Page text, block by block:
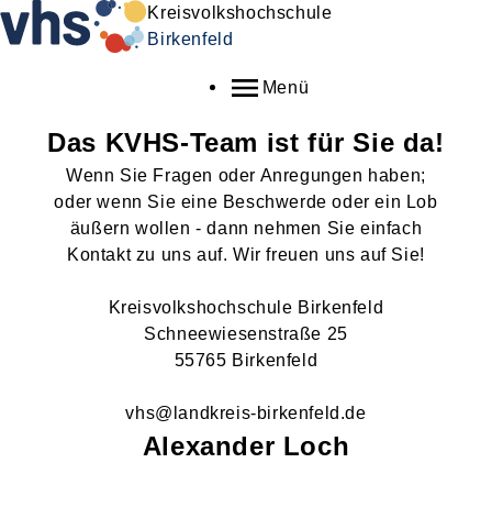
Kreisvolkshochschule
Birkenfeld
Menü
Das KVHS-Team ist für Sie da!
Wenn Sie Fragen oder Anregungen haben;
oder wenn Sie eine Beschwerde oder ein Lob
äußern wollen - dann nehmen Sie einfach
Kontakt zu uns auf. Wir freuen uns auf Sie!
Kreisvolkshochschule Birkenfeld
Schneewiesenstraße 25
55765 Birkenfeld
vhs@landkreis-birkenfeld.de
Alexander Loch